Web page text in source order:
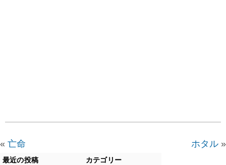
« 亡命 ホタル »
最近の投稿 カテゴリー